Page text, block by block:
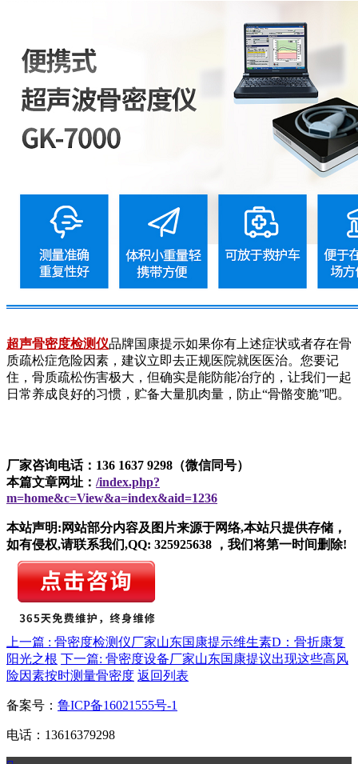
超声骨密度检测仪品牌国康提示如果你有上述症状或者存在骨
质疏松症危险因素，建议立即去正规医院就医医治。您要记
住，骨质疏松伤害极大，但确实是能防能冶疗的，让我们一起
日常养成良好的习惯，贮备大量肌肉量，防止“骨骼变脆”吧。
厂家咨询电话：136 1637 9298（微信同号）
本篇文章网址： /index.php?
m=home&c=View&a=index&aid=1236
本站声明:网站部分内容及图片来源于网络,本站只提供存储，
如有侵权,请联系我们,QQ: 325925638 ，我们将第一时间删除!
上一篇 : 骨密度检测仪厂家山东国康提示维生素D：骨折康复
阳光之根 下一篇: 骨密度设备厂家山东国康提议出现这些高风
险因素按时测量骨密度 返回列表
备案号： 鲁ICP备16021555号-1
电话：13616379298